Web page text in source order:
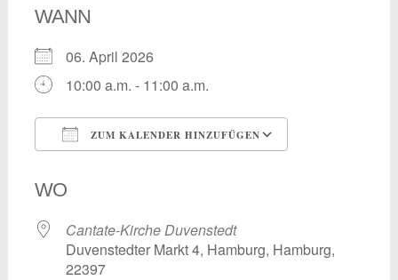
WANN
06. April 2026
10:00 a.m. - 11:00 a.m.
ZUM KALENDER HINZUFÜGEN
WO
Cantate-Kirche Duvenstedt
Duvenstedter Markt 4, Hamburg, Hamburg,
22397